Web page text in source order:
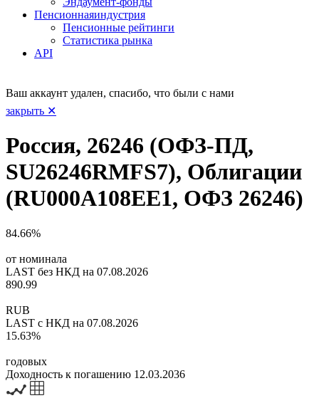
Пенсионнаяиндустрия
Пенсионные рейтинги
Статистика рынка
API
Ваш аккаунт удален, спасибо, что были с нами
закрыть ✕
Россия, 26246 (ОФЗ-ПД,
SU26246RMFS7), Облигации
(RU000A108EE1, ОФЗ 26246)
84.66%
от номинала
LAST без НКД на 07.08.2026
890.99
RUB
LAST с НКД на 07.08.2026
15.63%
годовых
Доходность к погашению 12.03.2036